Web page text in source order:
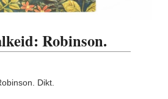
Robinson.
Dikt.